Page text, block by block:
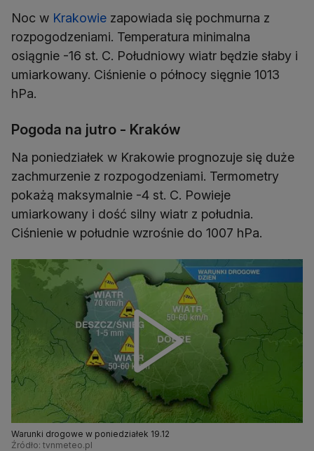
Noc w Krakowie zapowiada się pochmurna z
rozpogodzeniami. Temperatura minimalna
osiągnie -16 st. C. Południowy wiatr będzie słaby i
umiarkowany. Ciśnienie o północy sięgnie 1013
hPa.
Pogoda na jutro - Kraków
Na poniedziałek w Krakowie prognozuje się duże
zachmurzenie z rozpogodzeniami. Termometry
pokażą maksymalnie -4 st. C. Powieje
umiarkowany i dość silny wiatr z południa.
Ciśnienie w południe wzrośnie do 1007 hPa.
Warunki drogowe w poniedziałek 19.12
Źródło: tvnmeteo.pl